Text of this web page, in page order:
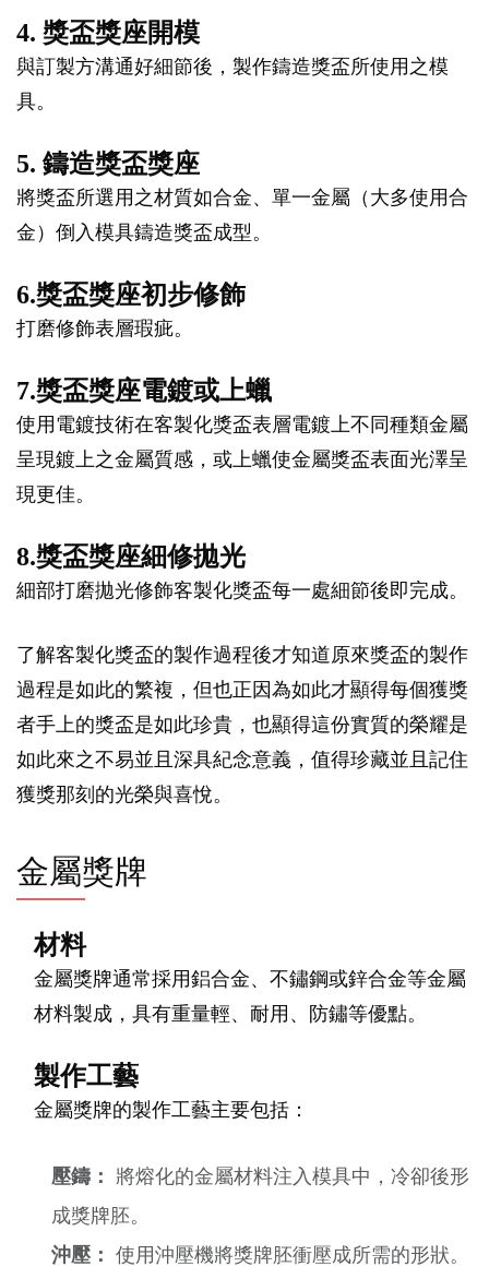
4. 獎盃獎座開模
與訂製方溝通好細節後，製作鑄造獎盃所使用之模
具。
5. 鑄造獎盃獎座
將獎盃所選用之材質如合金、單一金屬（大多使用合
金）倒入模具鑄造獎盃成型。
6.獎盃獎座初步修飾
打磨修飾表層瑕疵。
7.獎盃獎座電鍍或上蠟
使用電鍍技術在客製化獎盃表層電鍍上不同種類金屬
呈現鍍上之金屬質感，或上蠟使金屬獎盃表面光澤呈
現更佳。
8.獎盃獎座細修拋光
細部打磨拋光修飾客製化獎盃每一處細節後即完成。
了解客製化獎盃的製作過程後才知道原來獎盃的製作
過程是如此的繁複，但也正因為如此才顯得每個獲獎
者手上的獎盃是如此珍貴，也顯得這份實質的榮耀是
如此來之不易並且深具紀念意義，值得珍藏並且記住
獲獎那刻的光榮與喜悅。
金屬獎牌
材料
金屬獎牌通常採用鋁合金、不鏽鋼或鋅合金等金屬
材料製成，具有重量輕、耐用、防鏽等優點。
製作工藝
金屬獎牌的製作工藝主要包括：
壓鑄：
將熔化的金屬材料注入模具中，冷卻後形
成獎牌胚。
沖壓： 使用沖壓機將獎牌胚衝壓成所需的形狀。